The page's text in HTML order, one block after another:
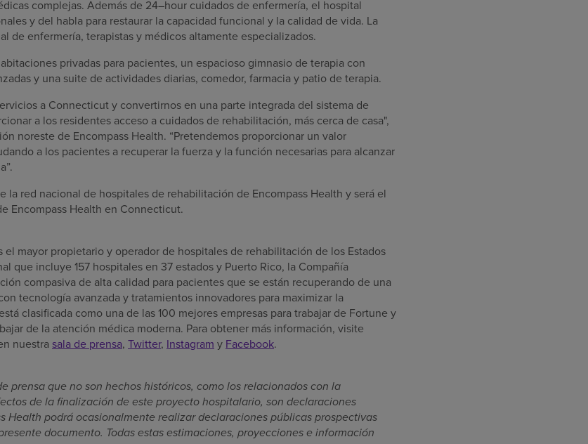
complejas. Además de 24–hour cuidados de enfermería, el hospital
y del habla para restaurar la capacidad funcional y la calidad de vida. La
de enfermería, terapistas y médicos altamente especializados.
privadas para pacientes, un espacioso gimnasio de terapia con
y una suite de actividades diarias, comedor, farmacia y patio de terapia.
a Connecticuty convertirnos en una parte integrada del sistema de
a los residentes acceso a cuidados de rehabilitación, más cerca de casa",
noreste de Encompass Health. “Pretendemos proporcionar un valor
a los pacientes a recuperar la fuerza y la función necesarias para alcanzar
la red nacional de hospitales de rehabilitación de Encompass Health y será el
Encompass Health en Connecticut.
el mayor propietario y operador de hospitales de rehabilitación de los Estados
que incluye 157 hospitales en 37 estados y Puerto Rico, la Compañía
compasiva de alta calidad para pacientes que se están recuperando de una
tecnología avanzada y tratamientos innovadores para maximizar la
clasificada como una de las 100 mejores empresas para trabajar de Fortune y
de la atención médica moderna. Para obtener más información, visite
nuestra sala de prensa, Twitter, Instagram y Facebook.
prensa que no son hechos históricos, como los relacionados con la
de la finalización de este proyecto hospitalario, son declaraciones
Health podrá ocasionalmente realizar declaraciones públicas prospectivas
documento. Todas estas estimaciones, proyecciones e información